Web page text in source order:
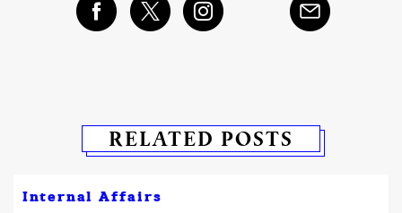
RELATED POSTS
Internal Affairs